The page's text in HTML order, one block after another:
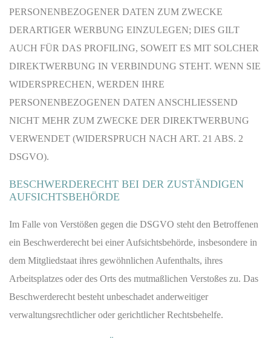
PERSONENBEZOGENER DATEN ZUM ZWECKE
DERARTIGER WERBUNG EINZULEGEN; DIES GILT
AUCH FÜR DAS PROFILING, SOWEIT ES MIT SOLCHER
DIREKTWERBUNG IN VERBINDUNG STEHT. WENN SIE
WIDERSPRECHEN, WERDEN IHRE
PERSONENBEZOGENEN DATEN ANSCHLIESSEND
NICHT MEHR ZUM ZWECKE DER DIREKTWERBUNG
VERWENDET (WIDERSPRUCH NACH ART. 21 ABS. 2
DSGVO).
BESCHWERDE­RECHT BEI DER ZUSTÄNDIGEN
AUFSICHTS­BEHÖRDE
Im Falle von Verstößen gegen die DSGVO steht den Betroffenen
ein Beschwerderecht bei einer Aufsichtsbehörde, insbesondere in
dem Mitgliedstaat ihres gewöhnlichen Aufenthalts, ihres
Arbeitsplatzes oder des Orts des mutmaßlichen Verstoßes zu. Das
Beschwerderecht besteht unbeschadet anderweitiger
verwaltungsrechtlicher oder gerichtlicher Rechtsbehelfe.